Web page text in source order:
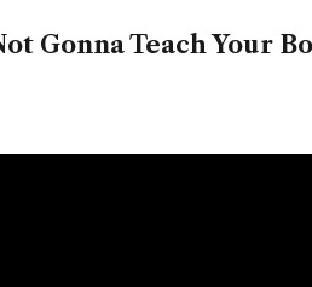
Gonna Teach Your